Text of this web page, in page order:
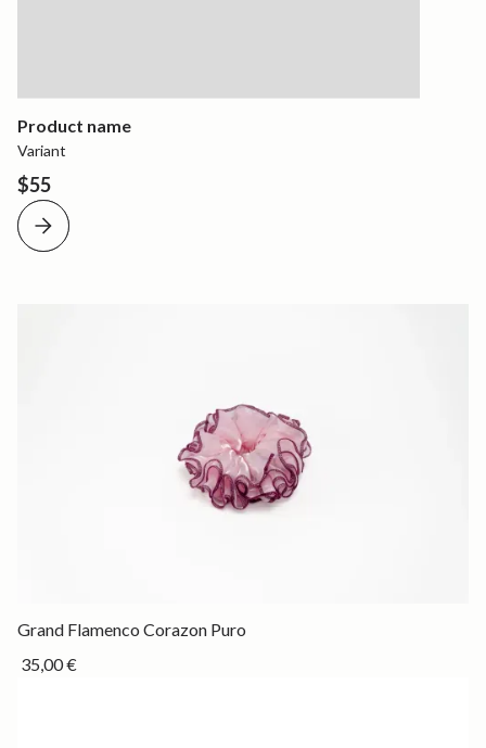
Product name
Variant
$55
Drop
Grand Flamenco Corazon Puro
35,00 €